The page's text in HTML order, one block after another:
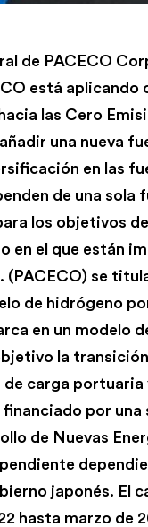
de PACECO
está
las Cero
una nueva
en las
de una sola
los objetivos
en el que están
(PACECO) se
de hidrógeno
en un modelo
la
carga portuaria
por una
de Nuevas
japonés. El
hasta marzo de